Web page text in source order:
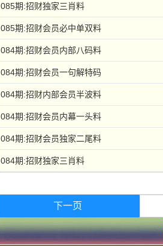
085期:招财独家三肖料
085期:招财会员必中单双料
084期:招财会员内部八码料
084期:招财会员一句解特码
084期:招财内部会员半波料
084期:招财会员内幕一头料
084期:招财会员独家二尾料
084期:招财独家三肖料
下一页